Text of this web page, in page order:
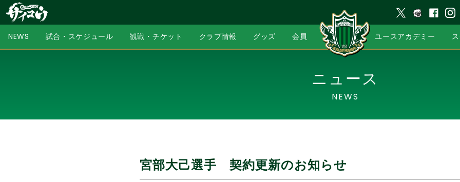
NEWS 試合・スケジュール 観戦・チケット クラブ情報 グッズ 会員 ユースアカデミー
ニュース
NEWS
宮部大己選手 契約更新のお知らせ